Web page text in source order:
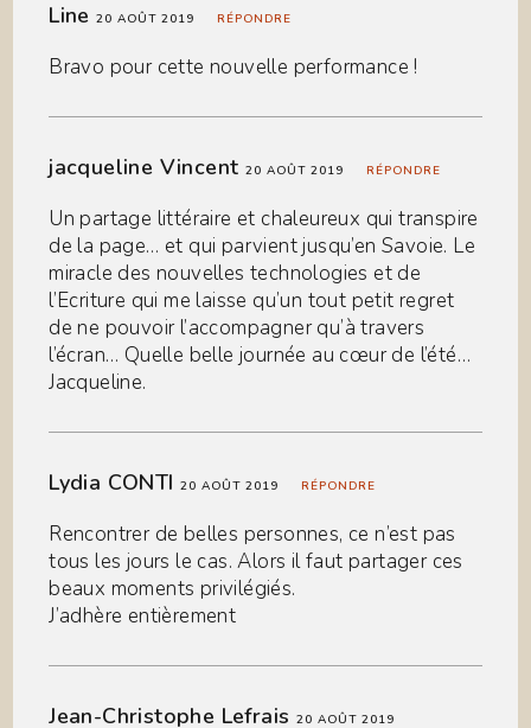
Line20 AOÛT 2019 RÉPONDRE
Bravo pour cette nouvelle performance !
jacqueline Vincent 20 AOÛT 2019 RÉPONDRE
Un partage littéraire et chaleureux qui transpire
de la page… et qui parvient jusqu’en Savoie. Le
miracle des nouvelles technologies et de
l’Ecriture qui me laisse qu’un tout petit regret
de ne pouvoir l’accompagner qu’à travers
l’écran… Quelle belle journée au cœur de l’été…
Jacqueline.
Lydia CONTI20 AOÛT 2019 RÉPONDRE
Rencontrer de belles personnes, ce n’est pas
tous les jours le cas. Alors il faut partager ces
beaux moments privilégiés.
J’adhère entièrement
Jean-Christophe Lefrais 20 AOÛT 2019